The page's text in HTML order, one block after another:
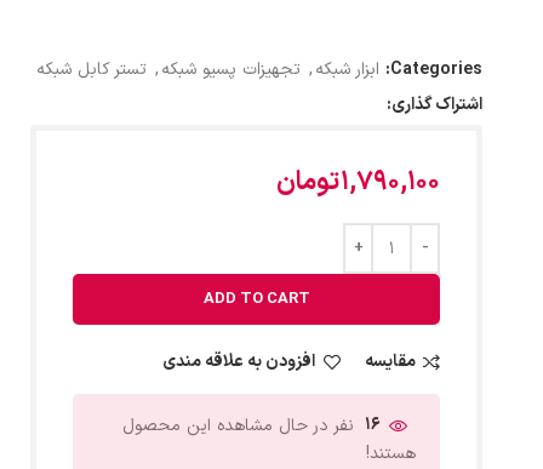
Categories: ابزار شبکه, تجهیزات پسیو شبکه, تستر کابل شبکه
اشتراک گذاری:
1,790,100تومان
ADD TO CART
مقایسه افزودن به علاقه مندی
16 نفر در حال مشاهده این محصول
هستند!